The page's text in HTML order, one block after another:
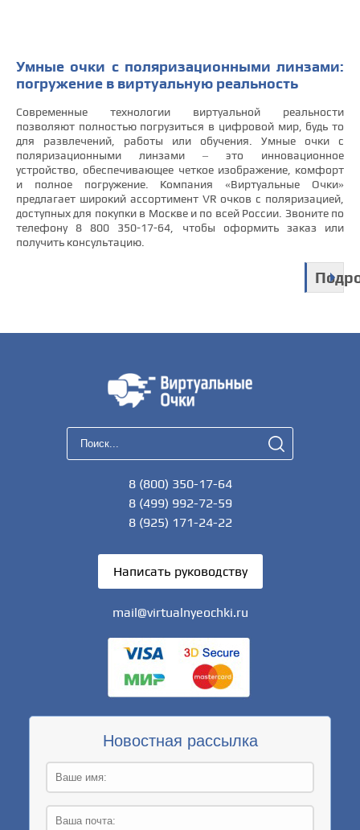
Умные очки с поляризационными линзами:
погружение в виртуальную реальность
Современные технологии виртуальной реальности
позволяют полностью погрузиться в цифровой мир, будь то
для развлечений, работы или обучения. Умные очки с
поляризационными линзами – это инновационное
устройство, обеспечивающее четкое изображение, комфорт
и полное погружение. Компания «Виртуальные Очки»
предлагает широкий ассортимент VR очков с поляризацией,
доступных для покупки в Москве и по всей России. Звоните по
телефону 8 800 350-17-64, чтобы оформить заказ или
получить консультацию.
8 (800) 350-17-64
8 (499) 992-72-59
8 (925) 171-24-22
Написать руководству
mail@virtualnyeochki.ru
Новостная рассылка